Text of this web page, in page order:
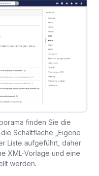
finden Sie die
Schaltfläche „Eigene
Liste aufgeführt, daher
XML-Vorlage und eine
werden.